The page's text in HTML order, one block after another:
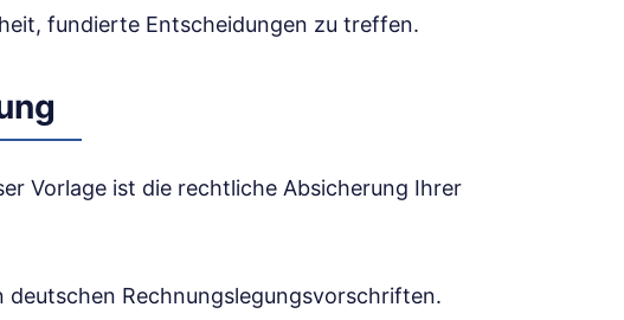
fundierte Entscheidungen zu treffen.
Vorlage ist die rechtliche Absicherung Ihrer
deutschen Rechnungslegungsvorschriften.